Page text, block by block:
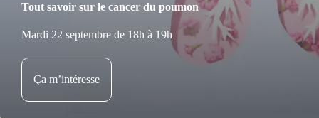
Tout savoir sur le cancer du poumon
Mardi 22 septembre de 18h à 19h
Ça m’intéresse